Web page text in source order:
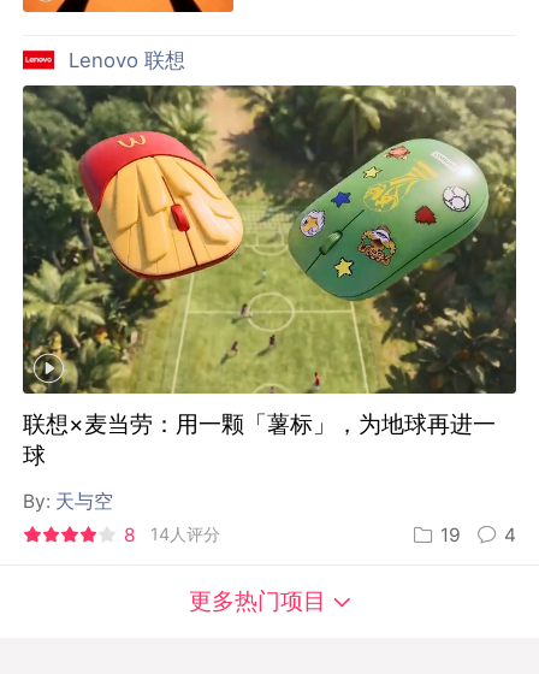
Lenovo 联想
联想×麦当劳：用一颗「薯标」，为地球再进一
球
By: 天与空
8
14人评分 19 4
更多热门项目